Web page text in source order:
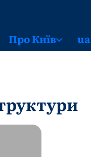
Про Київ ua